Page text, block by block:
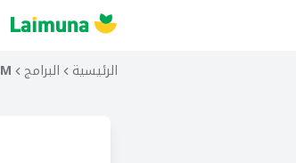
الرئيسية البرامج